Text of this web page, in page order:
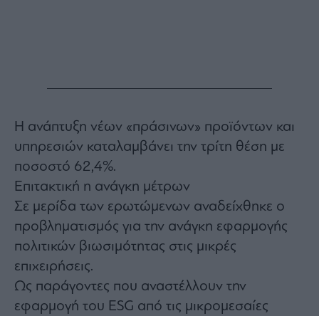
Η ανάπτυξη νέων «πράσινων» προϊόντων και
υπηρεσιών καταλαμβάνει την τρίτη θέση με
ποσοστό 62,4%.
Επιτακτική η ανάγκη μέτρων
Σε μερίδα των ερωτώμενων αναδείχθηκε ο
προβληματισμός για την ανάγκη εφαρμογής
πολιτικών βιωσιμότητας στις μικρές
επιχειρήσεις.
Ως παράγοντες που αναστέλλουν την
εφαρμογή του ESG από τις μικρομεσαίες